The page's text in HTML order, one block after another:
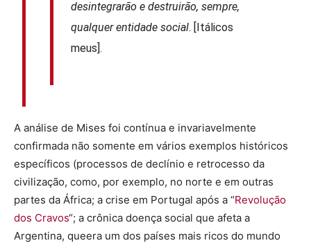
desintegrarão e destruirão, sempre,
qualquer entidade social. [Itálicos
meus].
A análise de Mises foi contínua e invariavelmente
confirmada não somente em vários exemplos históricos
específicos (processos de declínio e retrocesso da
civilização, como, por exemplo, no norte e em outras
partes da África; a crise em Portugal após a “Revolução
dos Cravos“; a crônica doença social que afeta a
Argentina, queera um dos países mais ricos do mundo